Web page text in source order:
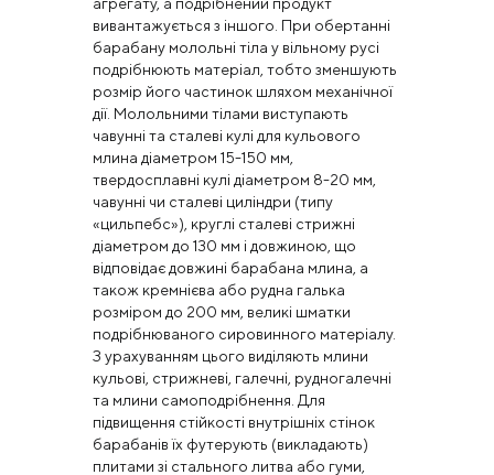
вивантажується з іншого. При обертанні
барабану молольні тіла у вільному русі
подрібнюють матеріал, тобто зменшують
розмір його частинок шляхом механічної
дії. Молольними тілами виступають
чавунні та сталеві кулі для кульового
млина діаметром 15-150 мм,
твердосплавні кулі діаметром 8-20 мм,
чавунні чи сталеві циліндри (типу
«цильпебс»), круглі сталеві стрижні
діаметром до 130 мм і довжиною, що
відповідає довжині барабана млина, а
також кремнієва або рудна галька
розміром до 200 мм, великі шматки
подрібнюваного сировинного матеріалу.
З урахуванням цього виділяють млини
кульові, стрижневі, галечні, рудногалечні
та млини самоподрібнення. Для
підвищення стійкості внутрішніх стінок
барабанів їх футерують (викладають)
плитами зі стального литва або гуми,